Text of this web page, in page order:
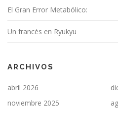
El Gran Error Metabólico:
Un francés en Ryukyu
ARCHIVOS
abril 2026
noviembre 2025